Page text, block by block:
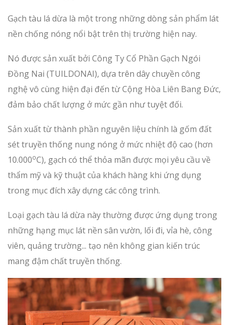
Gạch tàu lá dừa là một trong những dòng sản phẩm lát
nền chống nóng nổi bật trên thị trường hiện nay.
Nó được sản xuất bởi Công Ty Cổ Phần Gạch Ngói
Đồng Nai (TUILDONAI), dựa trên dây chuyền công
nghệ vô cùng hiện đại đến từ Cộng Hòa Liên Bang Đức,
đảm bảo chất lượng ở mức gần như tuyệt đối.
Sản xuất từ thành phần nguyên liệu chính là gốm đất
sét truyền thống nung nóng ở mức nhiệt độ cao (hơn
10.000oC), gạch có thể thỏa mãn được mọi yêu cầu về
thẩm mỹ và kỹ thuật của khách hàng khi ứng dụng
trong mục đích xây dựng các công trình.
Loại gạch tàu lá dừa này thường được ứng dụng trong
những hạng mục lát nền sân vườn, lối đi, vỉa hè, công
viên, quảng trường... tạo nên không gian kiến trúc
mang đậm chất truyền thống.